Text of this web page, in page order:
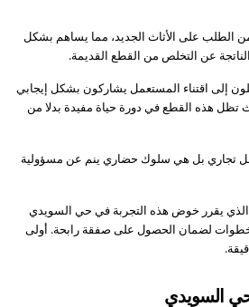
الطلب على الأثاث الجديد، مما يساهم بشكل
عن التخلص من القطع القديمة.
إلى اقتناء المستعمل يشاركون بشكل إيجابي
تظل هذه القطع في دورة حياة مفيدة بدلا من
تجاري بل هي سلوك حضاري ينم عن مسؤولية
يقرر خوض هذه التجربة في حي السويدي
لضمان الحصول على صفقة رابحة. أولى
السويدي